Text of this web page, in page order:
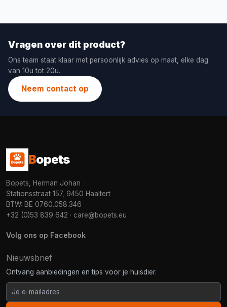
Vragen over dit product?
Ons team staat klaar met persoonlijk advies op maat, elke dag
van 10u tot 20u.
Neem contact op
Bopets
Bopets, Herman Johan
Stationsstraat 157, 9450 Haaltert
BTW: BE 0760.058.346
+32 (0)53 839 642 · care@bopets.eu
Volg ons op Facebook
Nieuwsbrief
Ontvang aanbiedingen en tips voor je huisdier.